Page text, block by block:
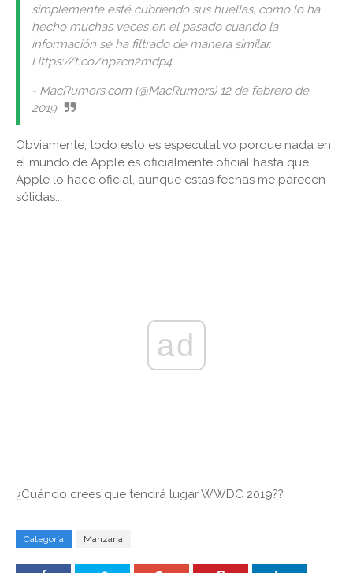
simplemente esté cubriendo sus huellas, como lo ha
hecho muchas veces en el pasado cuando la
información se ha filtrado de manera similar.
Https://t.co/npzcn2mdp4
- MacRumors.com (@MacRumors) 12 de febrero de
2019
Obviamente, todo esto es especulativo porque nada en
el mundo de Apple es oficialmente oficial hasta que
Apple lo hace oficial, aunque estas fechas me parecen
sólidas..
ad
¿Cuándo crees que tendrá lugar WWDC 2019??
Categoría Manzana